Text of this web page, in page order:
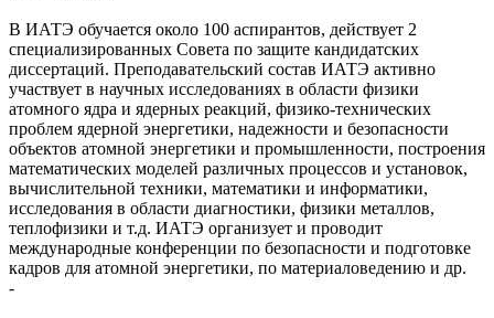
В ИАТЭ обучается около 100 аспирантов, действует 2
специализированных Совета по защите кандидатских
диссертаций. Преподавательский состав ИАТЭ активно
участвует в научных исследованиях в области физики
атомного ядра и ядерных реакций, физико-технических
проблем ядерной энергетики, надежности и безопасности
объектов атомной энергетики и промышленности, построения
математических моделей различных процессов и установок,
вычислительной техники, математики и информатики,
исследования в области диагностики, физики металлов,
теплофизики и т.д. ИАТЭ организует и проводит
международные конференции по безопасности и подготовке
кадров для атомной энергетики, по материаловедению и др.
-